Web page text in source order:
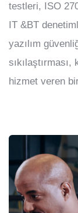
testleri, ISO
IT &BT
yazılım
hizmet veren